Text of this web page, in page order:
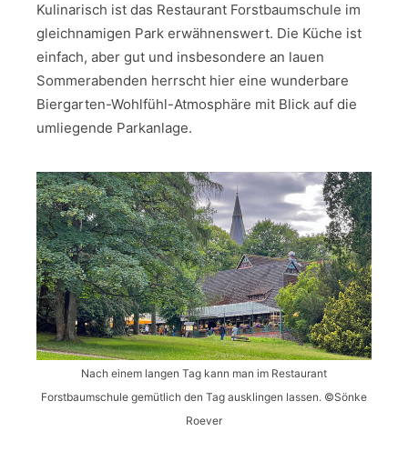
Kulinarisch ist das Restaurant Forstbaumschule im
gleichnamigen Park erwähnenswert. Die Küche ist
einfach, aber gut und insbesondere an lauen
Sommerabenden herrscht hier eine wunderbare
Biergarten-Wohlfühl-Atmosphäre mit Blick auf die
umliegende Parkanlage.
Nach einem langen Tag kann man im Restaurant
Forstbaumschule gemütlich den Tag ausklingen lassen. ©️Sönke
Roever